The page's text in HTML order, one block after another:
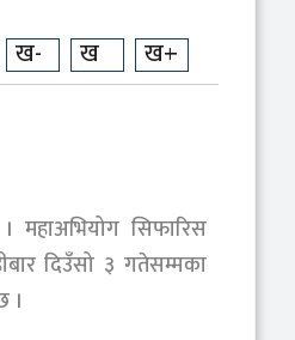
ख- ख ख+
महाअभियोग सिफारिस
दिउँसो ३ गतेसम्मका
।